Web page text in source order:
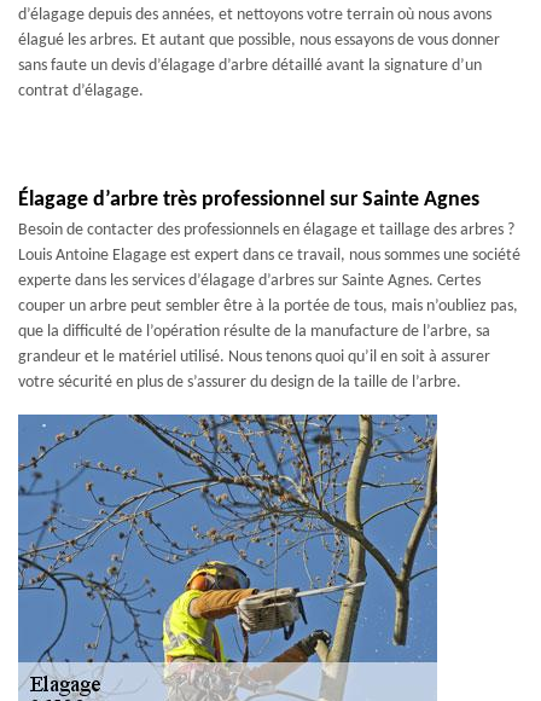
d’élagage depuis des années, et nettoyons votre terrain où nous avons
élagué les arbres. Et autant que possible, nous essayons de vous donner
sans faute un devis d’élagage d’arbre détaillé avant la signature d’un
contrat d’élagage.
Élagage d’arbre très professionnel sur Sainte Agnes
Besoin de contacter des professionnels en élagage et taillage des arbres ?
Louis Antoine Elagage est expert dans ce travail, nous sommes une société
experte dans les services d’élagage d’arbres sur Sainte Agnes. Certes
couper un arbre peut sembler être à la portée de tous, mais n’oubliez pas,
que la difficulté de l’opération résulte de la manufacture de l’arbre, sa
grandeur et le matériel utilisé. Nous tenons quoi qu’il en soit à assurer
votre sécurité en plus de s’assurer du design de la taille de l’arbre.